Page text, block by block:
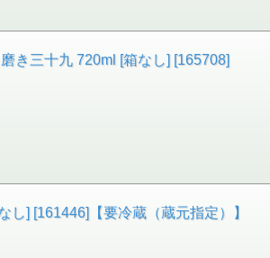
き三十九 720ml [箱なし] [165708]
] [161446]【要冷蔵（蔵元指定）】